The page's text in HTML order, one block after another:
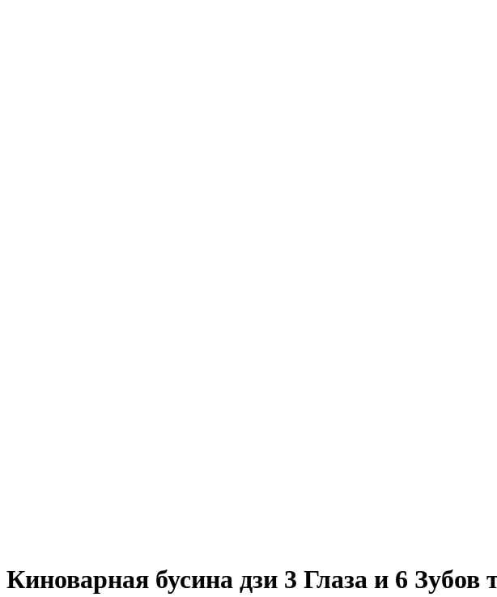
Киноварная бусина дзи 3 Глаза и 6 Зубов